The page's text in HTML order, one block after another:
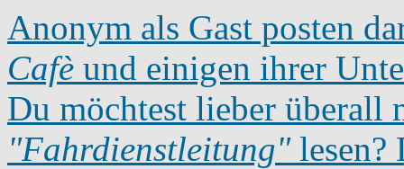
Anonym als Gast posten
Cafè und einigen ihrer
Du möchtest lieber überall
"Fahrdienstleitung"lesen?